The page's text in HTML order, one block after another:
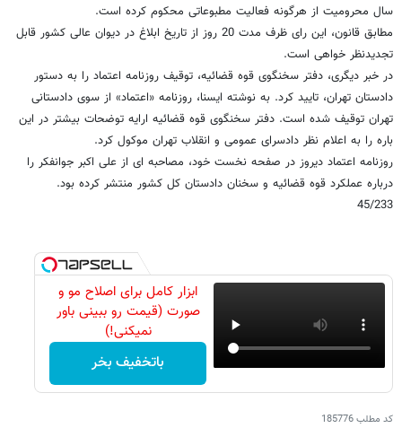
سال محرومیت از هرگونه فعالیت مطبوعاتی محکوم کرده است.
مطابق قانون، این رای ظرف مدت 20 روز از تاریخ ابلاغ در دیوان عالی کشور قابل
تجدیدنظر خواهی است.
در خبر دیگری، دفتر سخنگوی قوه قضائیه، توقیف روزنامه اعتماد را به دستور
دادستان تهران، تایید کرد. به نوشته ایسنا، روزنامه «اعتماد» از سوی دادستانی
تهران توقیف شده است. دفتر سخنگوی قوه قضائیه ارایه توضحات بیشتر در این
باره را به اعلام نظر دادسرای عمومی و انقلاب تهران موکول کرد.
روزنامه اعتماد دیروز در صفحه نخست خود، مصاحبه ای از علی اکبر جوانفکر را
درباره عملکرد قوه قضائیه و سخنان دادستان کل کشور منتشر کرده بود.
45/233
ابزار کامل برای اصلاح مو و
صورت (قیمت رو ببینی باور
نمیکنی!)
باتخفیف بخر
کد مطلب185776